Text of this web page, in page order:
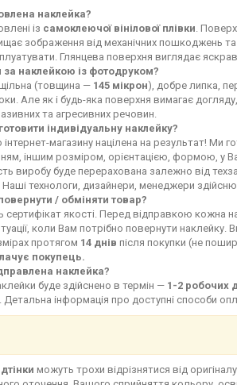
наклейка?
із самоклеючої вінілової плівки .
зображення від механічних пошкоджень
Глянцева поверхня виглядає
за наклейкою із фотодруком?
щільна (товщина — 145 мікрон), добре липка,
Але як і будь-яка поверхня вимагає
та агресивних речовин.
індивідуальну наклейку?
магазину націлена на результат! Ми
іншим розміром, орієнтацією, формою, у
виробу буде перерахована залежно від
. Наші технологи, дизайнери, менеджери
/ обміняти товар?
сертифікат якості. Перед відправкою
коли Вам потрібно повернути
протягом 14 днів після покупки (не
покупець.
наклейка?
буде здійснено в термін — 1-2 робочих
Детальна інформація про доступні способи
можуть трохи відрізнятися від